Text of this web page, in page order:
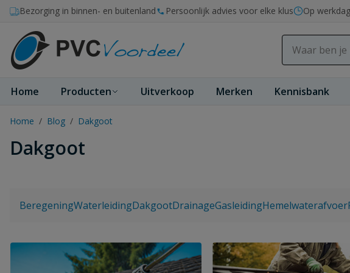
Ga naar de inhoud
Bezorging in binnen- en buitenland Persoonlijk advies voor elke klus Op
Home Producten Uitverkoop Merken Kennisbank
Home / Blog / Dakgoot
Dakgoot
BeregeningWaterleidingDakgootDrainageGasleidingHemelwaterafvoer